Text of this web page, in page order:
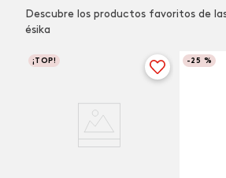
Descubre los productos favoritos de
ésika
¡TOP! -25 %